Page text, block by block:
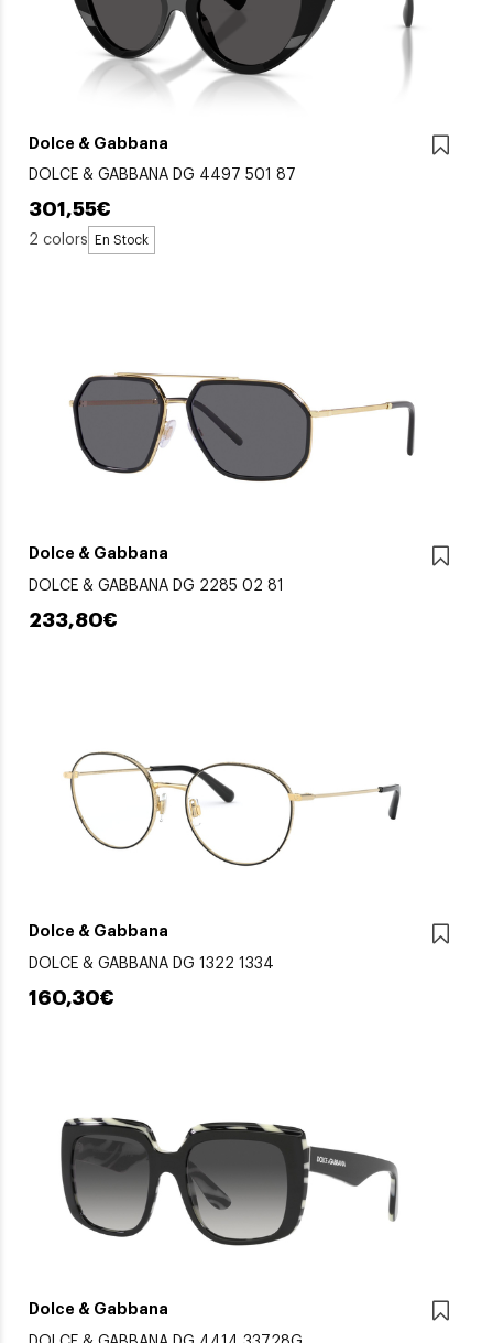
Dolce & Gabbana
DOLCE & GABBANA DG 4497 501 87
301,55€
2 colors En Stock
Dolce & Gabbana
DOLCE & GABBANA DG 2285 02 81
233,80€
Dolce & Gabbana
DOLCE & GABBANA DG 1322 1334
160,30€
Dolce & Gabbana